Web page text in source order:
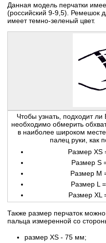
Данная модель перчатки
(российский 9-9,5). Ремешок
имеет темно-зеленый цвет.
Чтобы узнать, подходит
необходимо обмерить
в наиболее широком
палец руки, как
Размер XS
Размер S
Размер M
Размер L
Размер XL
Также размер перчаток
пальца измеренной со
размер XS - 75 мм;